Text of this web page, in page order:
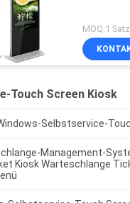
MOQ:1 Satz
Touch Screen Kiosk
Selbstservice-
Management-
Kiosk Warteschlange